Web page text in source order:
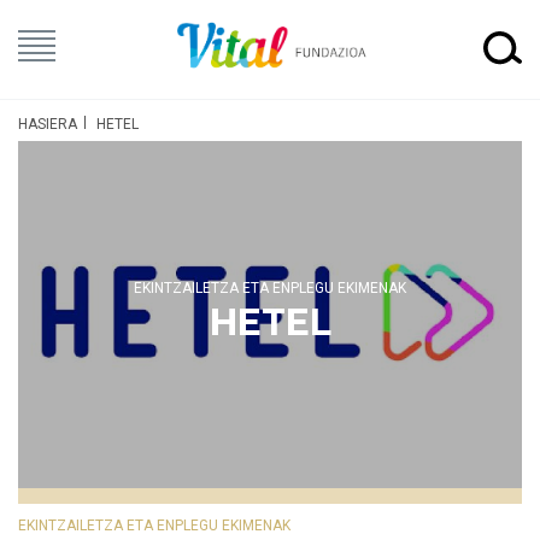
HASIERA HETEL
HETEL
EKINTZAILETZA ETA ENPLEGU EKIMENAK
EKINTZAILETZA ETA ENPLEGU EKIMENAK